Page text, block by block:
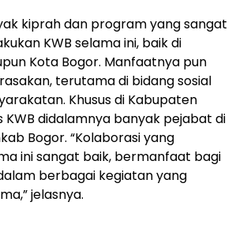
kiprah dan program yang sangat
KWB selama ini, baik di
Kota Bogor. Manfaatnya pun
terutama di bidang sosial
Khusus di Kabupaten
KWB didalamnya banyak pejabat di
Bogor. “Kolaborasi yang
ini sangat baik, bermanfaat bagi
berbagai kegiatan yang
jelasnya.